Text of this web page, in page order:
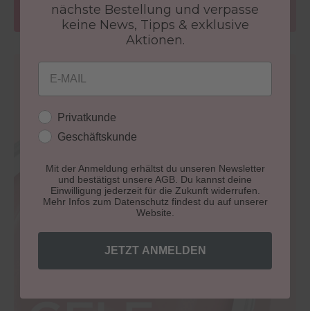
nächste Bestellung und verpasse
keine News, Tipps & exklusive
Aktionen.
Email
Kundengruppe
Privatkunde
Geschäftskunde
Mit der Anmeldung erhältst du unseren Newsletter
und bestätigst unsere AGB. Du kannst deine
Einwilligung jederzeit für die Zukunft widerrufen.
Mehr Infos zum Datenschutz findest du auf unserer
Website.
JETZT ANMELDEN